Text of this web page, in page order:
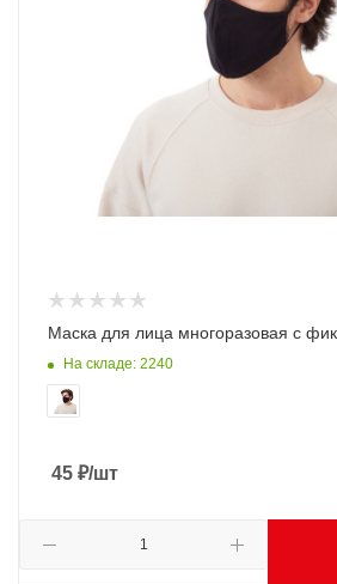
Маска для лица многоразовая с
На складе: 2240
45 ₽/шт